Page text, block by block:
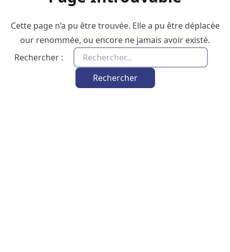
Cette page n’a pu être trouvée. Elle a pu être déplacée
our renommée, ou encore ne jamais avoir existé.
Rechercher :